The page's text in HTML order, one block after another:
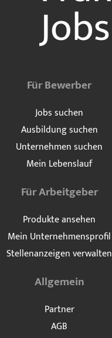
Für Bewerber
Jobs suchen
Ausbildung suchen
Unternehmen suchen
Mein Lebenslauf
Für Arbeitgeber
Produkte ansehen
Mein Unternehmensprofil
Stellenanzeigen verwalten
Allgemein
Partner
AGB